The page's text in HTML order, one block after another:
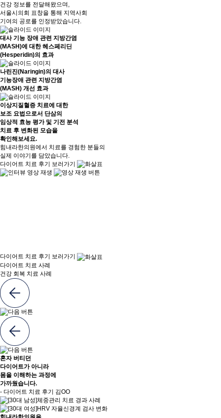
건강 정보를 전달해왔으며,
서울시의회 표창을 통해 지역사회
기여의 공로를 인정받았습니다.
대사 기능 장애 관련 지방간염
(MASH)에 대한 헤스페리딘
(Hesperidin)의 효과
나린진(Naringin)의 대사
기능장애 관련 지방간염
(MASH) 개선 효과
이상지질혈증 치료에 대한
보조 요법으로서 단삼의
임상적 효능 평가 및 기전 분석
치료 후 변화된 모습을
확인해보세요.
힘내라한의원에서 치료를 경험한 분들의
실제 이야기를 담았습니다.
다이어트 치료 후기 보러가기
다이어트 치료 후기 보러가기
다이어트 치료 사례
건강 회복 치료 사례
혼자 버티던
다이어트가 아니라
몸을 이해하는 과정에
가까웠습니다.
- 다이어트 치료 후기 김OO